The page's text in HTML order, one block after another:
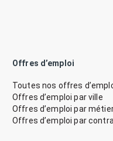
Offres d’emploi
Toutes nos offres
Offres d’emploi par ville
Offres d’emploi par
Offres d’emploi par